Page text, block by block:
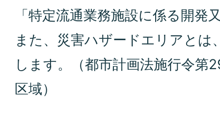
「特定流通業務施設に係る開発
また、災害ハザードエリアとは
します。（都市計画法施行令第
区域）